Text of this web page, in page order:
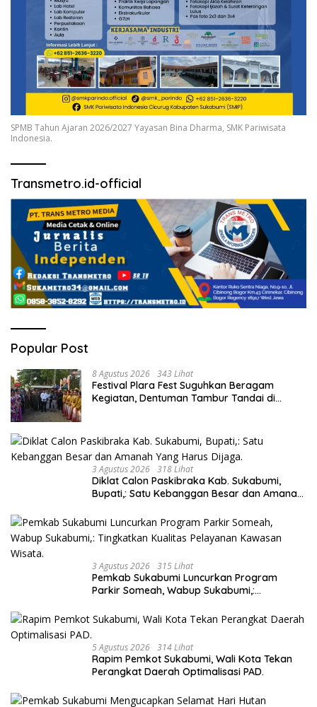
SPMB Tahun Ajaran 2026/2027 Yayasan Bina Dharma, SMK Pariwisata
Indonesia.
Transmetro.id-official
Popular Post
8 Agustus 2026 343 Lihat
Festival Plara Fest Suguhkan Beragam
Kegiatan, Dentuman Tambur Tandai di
3 Agustus 2026 318 Lihat
Diklat Calon Paskibraka Kab. Sukabumi,
Bupati,: Satu Kebanggan Besar dan Amanah
3 Agustus 2026 315 Lihat
Pemkab Sukabumi Luncurkan Program
Parkir Someah, Wabup Sukabumi,:
Wisata.
5 Agustus 2026 314 Lihat
Rapim Pemkot Sukabumi, Wali Kota Tekan
Perangkat Daerah Optimalisasi PAD.